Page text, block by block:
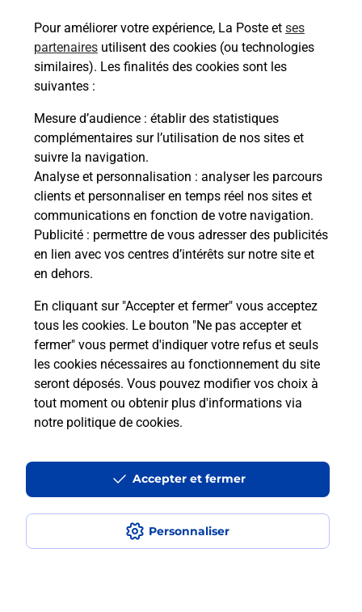
Pour améliorer votre expérience, La Poste et ses
partenaires utilisent des cookies (ou technologies
similaires). Les finalités des cookies sont les
suivantes :
Mesure d’audience : établir des statistiques
complémentaires sur l’utilisation de nos sites et
suivre la navigation.
Analyse et personnalisation : analyser les parcours
clients et personnaliser en temps réel nos sites et
communications en fonction de votre navigation.
Publicité : permettre de vous adresser des publicités
en lien avec vos centres d’intérêts sur notre site et
en dehors.
En cliquant sur "Accepter et fermer" vous acceptez
tous les cookies. Le bouton "Ne pas accepter et
fermer" vous permet d'indiquer votre refus et seuls
les cookies nécessaires au fonctionnement du site
seront déposés. Vous pouvez modifier vos choix à
tout moment ou obtenir plus d'informations via
notre politique de cookies.
Personnaliser
Accepter et fermer
Malin !
La Poste
en ligne
Ouvert 24h/24
En savoir plus
Pyrénées Atlantiques
CONSIGNE LAPOSTE PICKUP PAU BOSQUET
Accessibilité : partiellement conforme
Conditions contractuelles
Mentions légales